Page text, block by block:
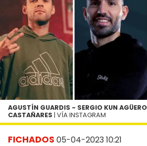
FICHADOS 05-04-2023 10:21
AGUSTÍN GUARDIS - SERGIO KUN
CASTAÑARES | VÍA INSTAGRAM